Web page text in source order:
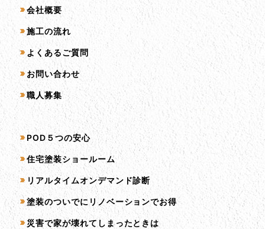
会社概要
施工の流れ
よくあるご質問
お問い合わせ
職人募集
サービス一覧
POD５つの安心
住宅塗装ショールーム
リアルタイムオンデマンド診断
塗装のついでにリノベーションでお得
災害で家が壊れてしまったときは